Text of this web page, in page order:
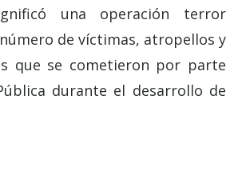
una operación terror
de víctimas, atropellos y
que se cometieron por parte
durante el desarrollo de